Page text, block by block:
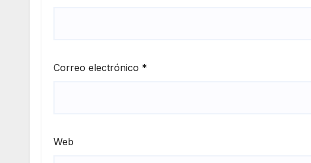
Correo electrónico *
Web